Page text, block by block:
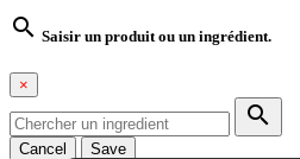
 Saisir un produit ou un ingrédient.
×

Cancel Save